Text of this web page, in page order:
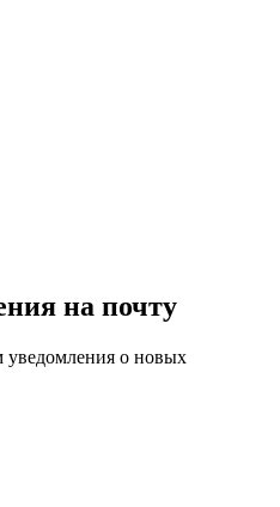
на почту
о новых